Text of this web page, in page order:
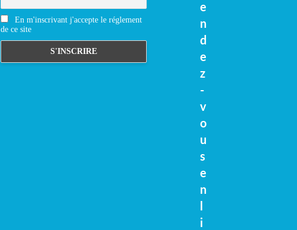
En m'inscrivant j'accepte le réglement
de ce site
e
n
d
e
z
-
v
o
u
s
e
n
i